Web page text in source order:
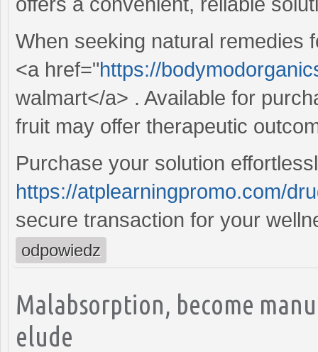
When seeking natural remedies
<a href="https://
walmart</a> . Available for
fruit may offer therapeutic
Purchase your solution
https://atplearningpromo.com/
secure transaction for your
odpowiedz
Malabsorption, become
elude